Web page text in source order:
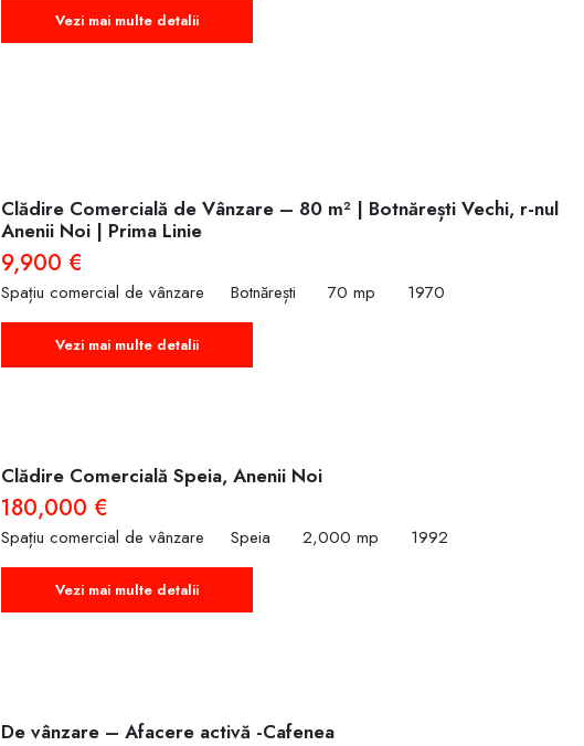
Vezi mai multe detalii
Clădire Comercială de Vânzare – 80 m² | Botnărești Vechi, r-nul
Anenii Noi | Prima Linie
9,900 €
Spațiu comercial de vânzare Botnărești 70 mp 1970
Vezi mai multe detalii
Clădire Comercială Speia, Anenii Noi
180,000 €
Spațiu comercial de vânzare Speia 2,000 mp 1992
Vezi mai multe detalii
De vânzare – Afacere activă -Cafenea